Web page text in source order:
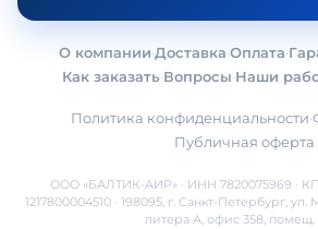
О компании·Доставка·Оплата·
Как заказать·Вопросы·Наши
Политика конфиденциальности·
Публичная оферта
ООО «БАЛТИК-АИР» · ИНН 7820075969 ·
1217800004510 · 198095, г. Санкт-Петербург,
литера А, офис 358, помещ.